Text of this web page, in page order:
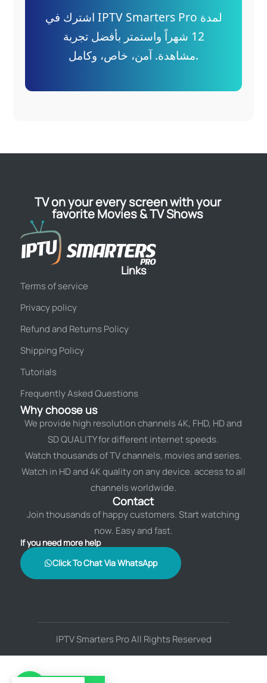
اشترك في IPTV Smarters Pro لمدة
12 شهراً واستمتر بأفضل تجربة
مشاهدة. آمن، خاص، وكامل.
TV on your every screen with your
favorite Movies & TV Shows
Links
Terms of service
Privacy policy
Refund and Returns Policy
Shipping Policy
Tutorials
Frequently Asked Questions
Why choose us
We provide high resolution channels 4K, FHD, HD and
SD QUALITY for different internet speeds.
Watch thousands of TV channels, movies and series.
Watch in HD and 4K quality on any device. access to all
channels worldwide.
Contact
Join thousands of happy customers. Start watching
now. Easy and fast.
If you need more help
Click To Chat Via WhatsApp
IPTV Smarters Pro All Rights Reserved